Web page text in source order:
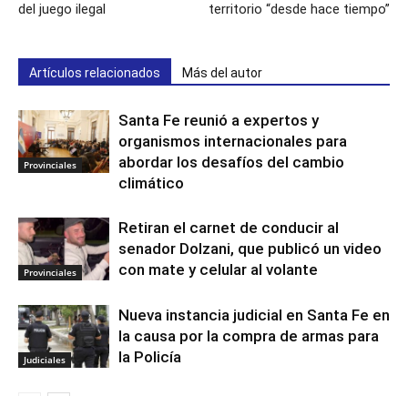
del juego ilegal
territorio “desde hace tiempo”
Artículos relacionados Más del autor
Provinciales
Santa Fe reunió a expertos y
organismos internacionales para
abordar los desafíos del cambio
climático
Provinciales
Retiran el carnet de conducir al
senador Dolzani, que publicó un video
con mate y celular al volante
Judiciales
Nueva instancia judicial en Santa Fe en
la causa por la compra de armas para
la Policía